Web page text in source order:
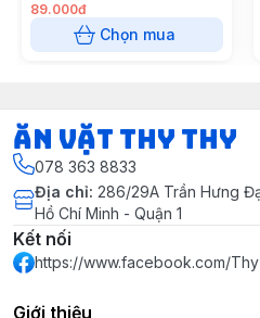
89.000đ
Chọn mua
Ăn vặt Thy Thy
078 363 8833
Địa chỉ: 286/29A Trần Hưng
Hồ Chí Minh - Quận 1
Kết nối
https://www.facebook.com/
Giới thiệu